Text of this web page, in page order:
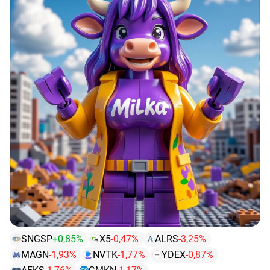
4️⃣По P/E можно сравнивать рынки разных стран.
Например, показатель фондового рынка РФ
составляет ~5 против ~28 у американского.
🏆 ТОП-10 акций по P/E
Перечислю акции из индекса iMOEX, у которых на
текущий момент самый низкий показатель P/E (в
скобках).
●$PLZLПолюс (4,1х).После новостей о заморозке
выплаты дивов до 2030 года, Полюс сначала рухнул
на 60%, а потом вырос на 30%.
●$ALRSАлроса (4х).
И так валявшаяся на низах
Алроса умудрилась рухнуть ещё в ДВА раза только за
эти полгода! Но на прошлой неделе начался мощный
отскок.
$AFKS
Много реакций было на фоне заседания ЦБ, но
эффект снижения КС, видимо, начал улетучиваться.
• Срез недели: плюс 1,15%;🟢
• Срез месяца: минус 26,55%.🔴
$YDEX
Хорошей свечей вышли вверх и там торгуемся.
• Срез недели: плюс 7,06%;🟢
• Срез месяца: плюс 8,62%.🟢
$NVTK
Я думаю многие привыкли к тому, что акции данного
гиганта очень волатильны.
• Срез недели: плюс 3,38%;🟢
• Срез месяца: плюс 4,62%.🟢
$MAGN
Интересный эффект пружины на этой неделе, но
насколько он затянется?
SNGSP+0,85% X5-0,47% ALRS-3,25%
MAGN-1,93% NVTK-1,77% YDEX-0,87%